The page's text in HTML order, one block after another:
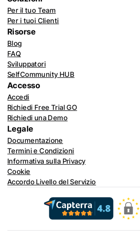
Per il tuo Team
Per i tuoi Clienti
Risorse
Blog
FAQ
Sviluppatori
SelfCommunity HUB
Accesso
Accedi
Richiedi Free Trial GO
Richiedi una Demo
Legale
Documentazione
Termini e Condizioni
Informativa sulla Privacy
Cookie
Accordo Livello del Servizio